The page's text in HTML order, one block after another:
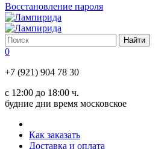
Восстановление пароля
0
+7 (921) 904 78 30
с 12:00 до 18:00 ч.
будние дни время московское
Как заказать
Доставка и оплата